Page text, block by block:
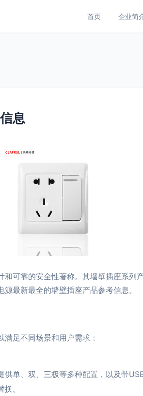
首页 企业简
息
可靠的安全性著称。其墙壁插座系列
最新最全的墙壁插座产品参考信息。
足不同场景和用户需求：
单、双、三极等多种配置，以及带
。